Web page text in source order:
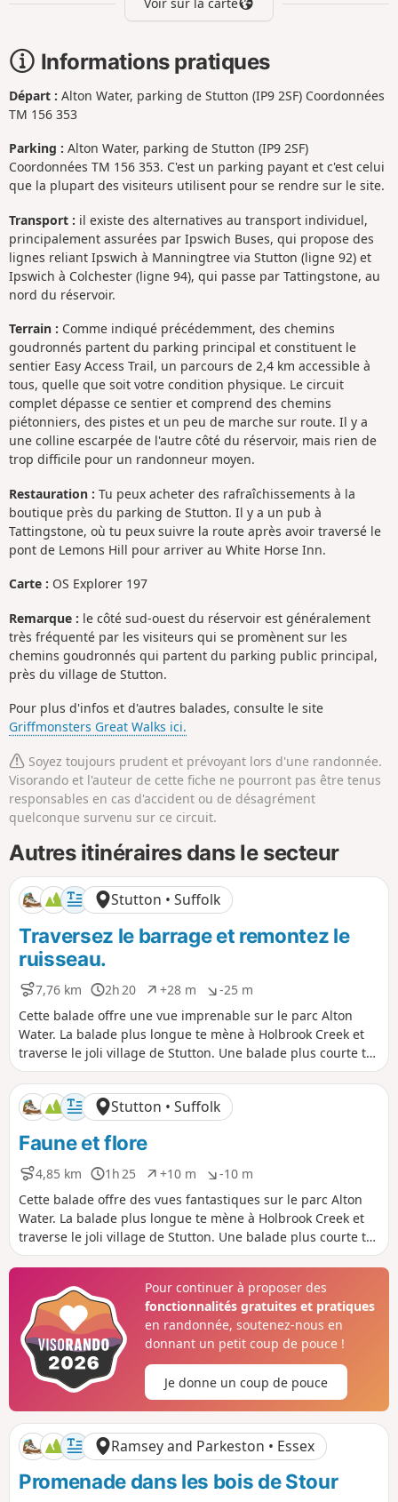
Informations pratiques
Départ : Alton Water, parking de Stutton (IP9 2SF) Coordonnées
TM 156 353
Parking : Alton Water, parking de Stutton (IP9 2SF)
Coordonnées TM 156 353. C'est un parking payant et c'est celui
que la plupart des visiteurs utilisent pour se rendre sur le site.
Transport : il existe des alternatives au transport individuel,
principalement assurées par Ipswich Buses, qui propose des
lignes reliant Ipswich à Manningtree via Stutton (ligne 92) et
Ipswich à Colchester (ligne 94), qui passe par Tattingstone, au
nord du réservoir.
Terrain : Comme indiqué précédemment, des chemins
goudronnés partent du parking principal et constituent le
sentier Easy Access Trail, un parcours de 2,4 km accessible à
tous, quelle que soit votre condition physique. Le circuit
complet dépasse ce sentier et comprend des chemins
piétonniers, des pistes et un peu de marche sur route. Il y a
une colline escarpée de l'autre côté du réservoir, mais rien de
trop difficile pour un randonneur moyen.
Restauration : Tu peux acheter des rafraîchissements à la
boutique près du parking de Stutton. Il y a un pub à
Tattingstone, où tu peux suivre la route après avoir traversé le
pont de Lemons Hill pour arriver au White Horse Inn.
Carte : OS Explorer 197
Remarque : le côté sud-ouest du réservoir est généralement
très fréquenté par les visiteurs qui se promènent sur les
chemins goudronnés qui partent du parking public principal,
près du village de Stutton.
Pour plus d'infos et d'autres balades, consulte le site
Griffmonsters Great Walks ici.
Soyez toujours prudent et prévoyant lors d'une randonnée.
Visorando et l'auteur de cette fiche ne pourront pas être tenus
responsables en cas d'accident ou de désagrément
quelconque survenu sur ce circuit.
Autres itinéraires dans le secteur
Stutton • Suffolk
Traversez le barrage et remontez le
ruisseau.
7,76 km
D
i
s
t
a
n
c
e
2h 20
D
u
r
é
e
+28 m
D
é
n
i
v
e
l
é
p
o
i
f
-25 m
D
é
n
i
v
e
l
é
n
a
i
f
Cette balade offre une vue imprenable sur le parc Alton
Water. La balade plus longue te mène à Holbrook Creek et
traverse le joli village de Stutton. Une balade plus courte te
permet de visiter une réserve naturelle et le Tattingstone
Clifton Wonder, un bâtiment conçu pour tromper l'œil !
Stutton • Suffolk
Faune et flore
4,85 km
D
i
s
t
a
n
1h 25
D
u
r
é
e
+10 m
D
é
n
i
v
e
é
p
o
s
t
-10 m
D
é
n
i
v
e
é
n
é
g
i
f
Cette balade offre des vues fantastiques sur le parc Alton
Water. La balade plus longue te mène à Holbrook Creek et
traverse le joli village de Stutton. Une balade plus courte te
permet de visiter une réserve naturelle et le Tattingstone
Pour continuer à proposer des
fonctionnalités gratuites et pratiques
en randonnée, soutenez-nous en
donnant un petit coup de pouce !
Je donne un coup de pouce
Ramsey and Parkeston • Essex
Promenade dans les bois de Stour